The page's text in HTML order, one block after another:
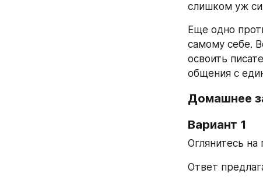
слишком уж
Еще одно
самому себе.
освоить
общения с
Домашнее
Вариант 1
Оглянитесь
Ответ